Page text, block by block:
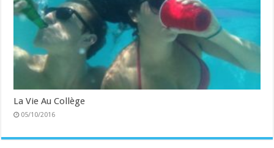
La Vie Au Collège
05/10/2016